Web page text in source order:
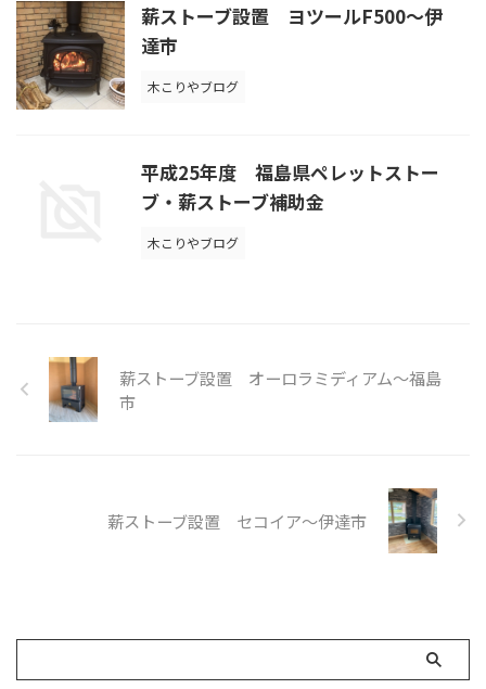
薪ストーブ設置 ヨツールF500～伊
達市
木こりやブログ
平成25年度 福島県ペレットストー
ブ・薪ストーブ補助金
木こりやブログ
薪ストーブ設置 オーロラミディアム～福島
市
薪ストーブ設置 セコイア～伊達市